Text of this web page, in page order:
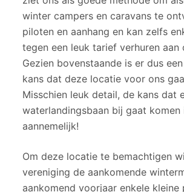
winter campers en caravans te
piloten en aanhang en kan zelfs
tegen een leuk tarief verhuren aan
Gezien bovenstaande is er dus
kans dat deze locatie voor ons
Misschien leuk detail, de kans dat
waterlandingsbaan bij gaat komen
aannemelijk!
Om deze locatie te bemachtigen
vereniging de aankomende
aankomend voorjaar enkele kleine